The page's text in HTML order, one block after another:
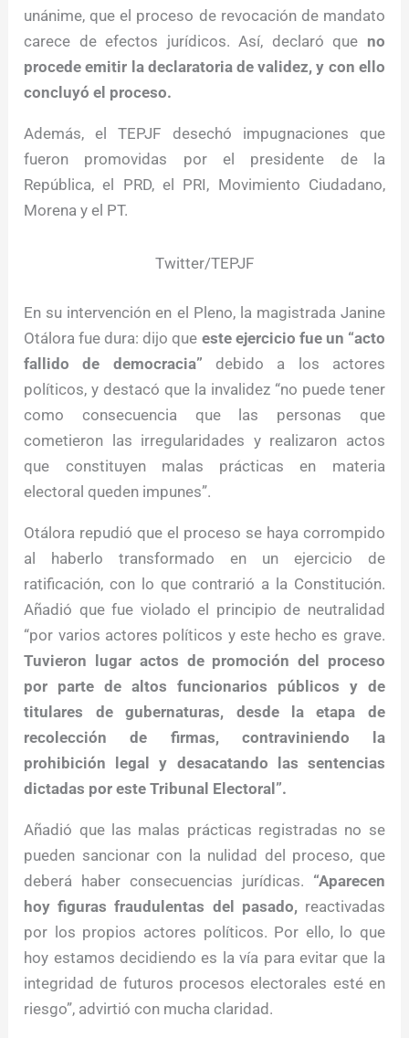
unánime, que el proceso de revocación de mandato
carece de efectos jurídicos. Así, declaró que no
procede emitir la declaratoria de validez, y con ello
concluyó el proceso.
Además, el TEPJF desechó impugnaciones que
fueron promovidas por el presidente de la
República, el PRD, el PRI, Movimiento Ciudadano,
Morena y el PT.
Twitter/TEPJF
En su intervención en el Pleno, la magistrada Janine
Otálora fue dura: dijo que este ejercicio fue un “acto
fallido de democracia” debido a los actores
políticos, y destacó que la invalidez “no puede tener
como consecuencia que las personas que
cometieron las irregularidades y realizaron actos
que constituyen malas prácticas en materia
electoral queden impunes”.
Otálora repudió que el proceso se haya corrompido
al haberlo transformado en un ejercicio de
ratificación, con lo que contrarió a la Constitución.
Añadió que fue violado el principio de neutralidad
“por varios actores políticos y este hecho es grave.
Tuvieron lugar actos de promoción del proceso
por parte de altos funcionarios públicos y de
titulares de gubernaturas, desde la etapa de
recolección de firmas, contraviniendo la
prohibición legal y desacatando las sentencias
dictadas por este Tribunal Electoral”.
Añadió que las malas prácticas registradas no se
pueden sancionar con la nulidad del proceso, que
deberá haber consecuencias jurídicas. “Aparecen
hoy figuras fraudulentas del pasado,reactivadas
por los propios actores políticos. Por ello, lo que
hoy estamos decidiendo es la vía para evitar que la
integridad de futuros procesos electorales esté en
riesgo”, advirtió con mucha claridad.